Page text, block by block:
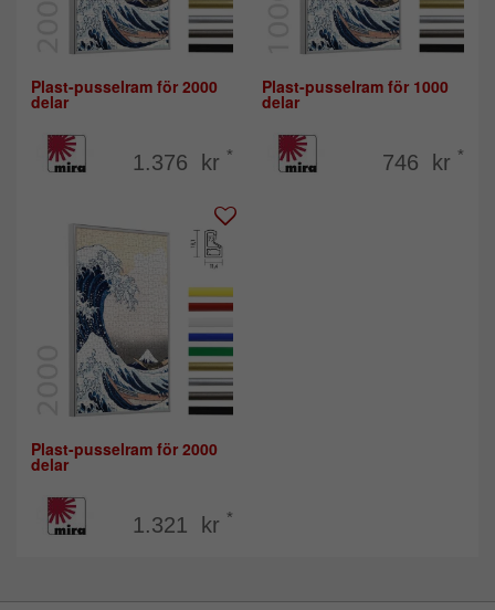
Plast-pusselram för 2000
delar
1.376 kr *
Plast-pusselram för 1000
delar
746 kr *
Plast-pusselram för 2000
delar
1.321 kr *